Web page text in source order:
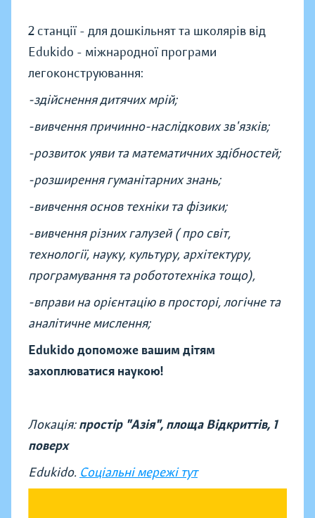
2 станції - для дошкільнят та школярів від
Edukido - міжнародної програми
легоконструювання:
-здійснення дитячих мрій;
-вивчення причинно-наслідкових зв'язків;
-розвиток уяви та математичних здібностей;
-розширення гуманітарних знань;
-вивчення основ техніки та фізики;
-вивчення різних галузей ( про світ,
технології, науку, культуру, архітектуру,
програмування та робототехніка тощо),
-вправи на орієнтацію в просторі, логічне та
аналітичне мислення;
Edukido допоможе вашим дітям
захоплюватися наукою!
Локація:простір "Азія", площа Відкриттів, 1
поверх
Edukido. Соціальні мережі тут